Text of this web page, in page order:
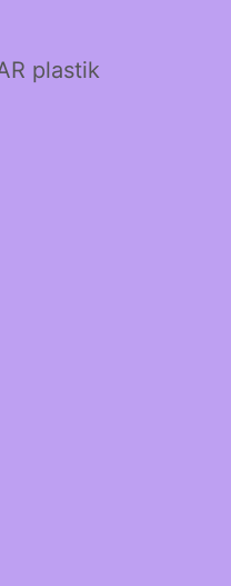
plastik